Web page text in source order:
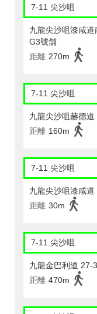
7-11 尖沙咀
九龍尖沙咀漆咸
G3號舗
距離 270m
7-11 尖沙咀
九龍尖沙咀赫德
距離 160m
7-11 尖沙咀
九龍尖沙咀漆咸
距離 30m
7-11 尖沙咀
九龍金巴利道 27-
距離 470m